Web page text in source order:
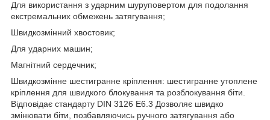
Для використання з ударним шуруповертом для подолання
екстремальних обмежень затягування;
Швидкозмінний хвостовик;
Для ударних машин;
Магнітний сердечник;
Швидкозмінне шестигранне кріплення: шестигранне утоплене
кріплення для швидкого блокування та розблокування біти.
Відповідає стандарту DIN 3126 E6.3 Дозволяє швидко
змінювати біти, позбавляючись ручного затягування або